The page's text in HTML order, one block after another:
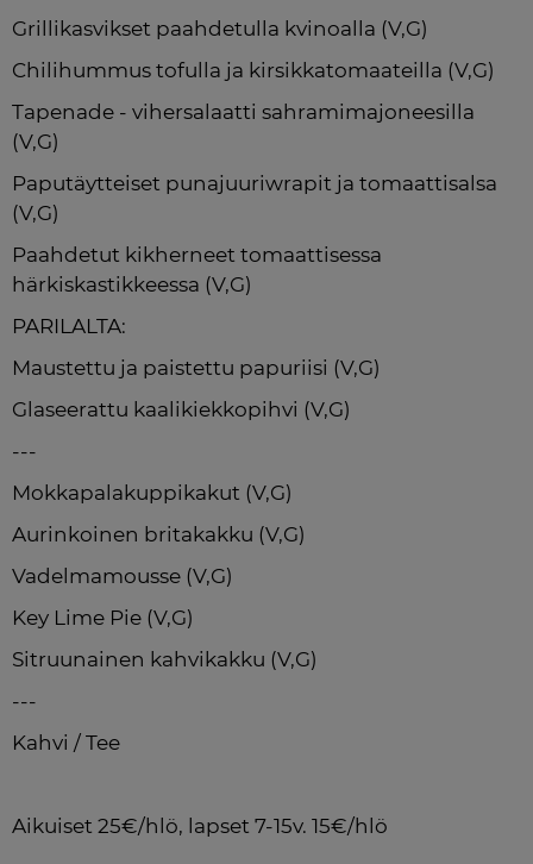
Grillikasvikset paahdetulla kvinoalla (V,G)
Chilihummus tofulla ja kirsikkatomaateilla (V,G)
Tapenade - vihersalaatti sahramimajoneesilla
(V,G)
Paputäytteiset punajuuriwrapit ja tomaattisalsa
(V,G)
Paahdetut kikherneet tomaattisessa
härkiskastikkeessa (V,G)
PARILALTA:
Maustettu ja paistettu papuriisi (V,G)
Glaseerattu kaalikiekkopihvi (V,G)
---
Mokkapalakuppikakut (V,G)
Aurinkoinen britakakku (V,G)
Vadelmamousse (V,G)
Key Lime Pie (V,G)
Sitruunainen kahvikakku (V,G)
---
Kahvi / Tee
Aikuiset 25€/hlö, lapset 7-15v. 15€/hlö